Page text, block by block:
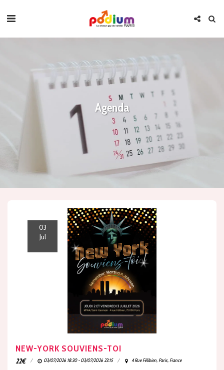
Agenda
03
Jul
NEW-YORK SOUVIENS-TOI
22€ 03/07/2026 18:30 - 03/07/2026 23:15 4 Rue Félibien, Paris, France